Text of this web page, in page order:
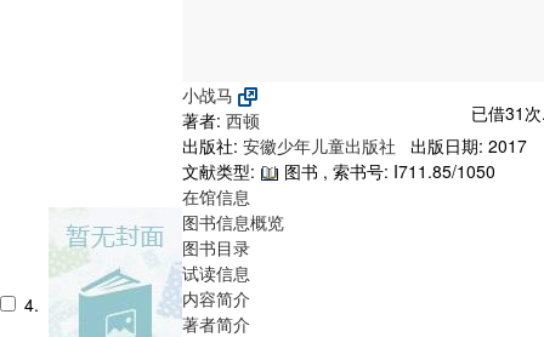
4.
小战马
已借31
著者: 西顿
出版社: 安徽少年儿童出版社
出版日期: 2017
文献类型:
图书 , 索书号: I711.85/1050
在馆信息
图书信息概览
图书目录
试读信息
内容简介
著者简介